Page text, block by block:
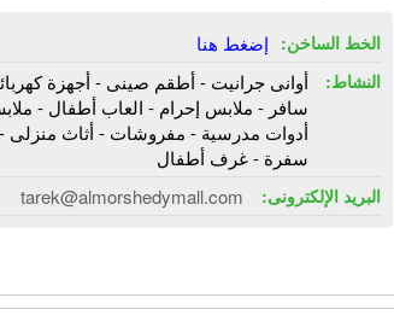
الخط الساخن: إضغط هنا
النشاط:
أوانى جرانيت - أطقم صينى - أجهزة
سافر - ملابس إحرام - العاب أطفال -
أدوات مدرسية - مفروشات - أثاث
سفرة - غرف أطفال
البريد الإلكترونى: tarek@almorshedymall.com